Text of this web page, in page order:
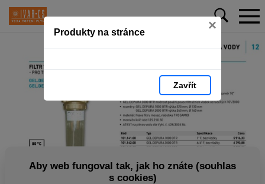
Produkty na stránce ×
Zavřít
Aby web fungoval tak, jak ho znáte (souhlas
s cookies)